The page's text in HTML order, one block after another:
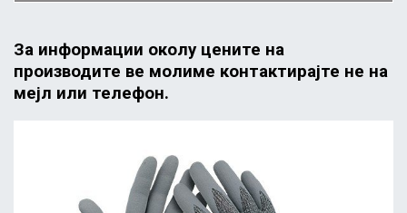
За информации околу цените на
производите ве молиме контактирајте не на
мејл или телефон.